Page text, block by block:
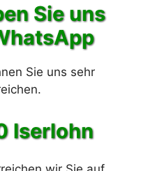
Sie uns
Sie uns sehr
Iserlohn